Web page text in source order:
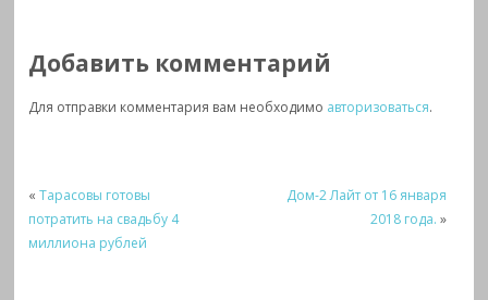
Добавить комментарий
Для отправки комментария вам необходимо авторизоваться.
«Тарасовы готовы
потратить на свадьбу 4
миллиона рублей
Дом-2 Лайт от 16 января
2018 года. »